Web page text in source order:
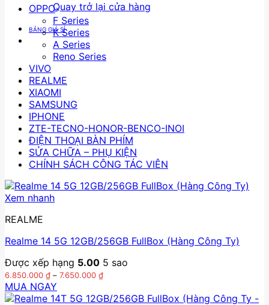
Quay trở lại cửa hàng
BẢNG GIÁ SỈ
OPPO
F Series
K Series
A Series
Reno Series
VIVO
REALME
XIAOMI
SAMSUNG
IPHONE
ZTE-TECNO-HONOR-BENCO-INOI
ĐIỆN THOẠI BÀN PHÍM
SỬA CHỮA – PHỤ KIỆN
CHÍNH SÁCH CÔNG TÁC VIÊN
Xem nhanh
REALME
Realme 14 5G 12GB/256GB FullBox (Hàng Công Ty)
Được xếp hạng 5.00 5 sao
6.850.000 ₫ – 7.650.000 ₫Khoảng
6.850.000 ₫
MUA NGAY
Sản